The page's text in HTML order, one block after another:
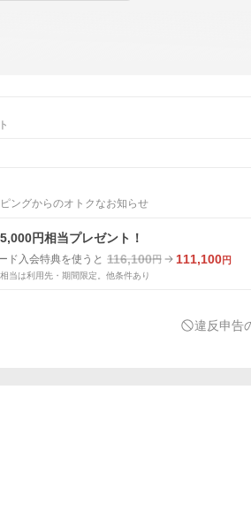
ングからのオトクなお知らせ
円相当プレゼント！
ド入会特典を使うと 116,100円 111,100円
当は利用先・期間限定。他条件あり
違反申告